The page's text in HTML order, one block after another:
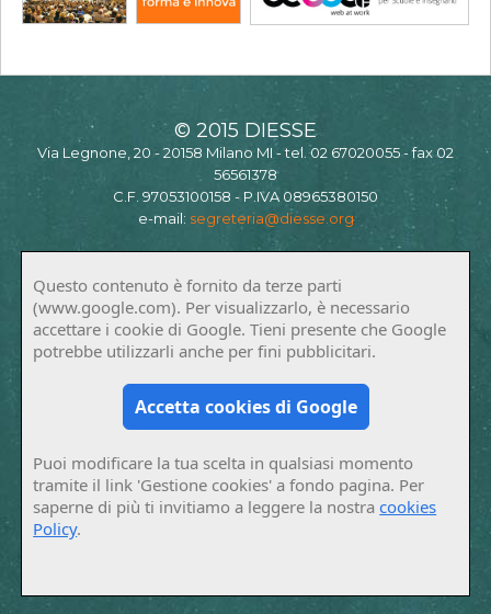
© 2015 DIESSE
Via Legnone, 20 - 20158 Milano MI - tel. 02 67020055 - fax 02
56561378
C.F. 97053100158 - P.IVA 08965380150
e-mail: segreteria@diesse.org
Questo contenuto è fornito da terze parti
(www.google.com). Per visualizzarlo, è necessario
accettare i cookie di Google. Tieni presente che Google
potrebbe utilizzarli anche per fini pubblicitari.
Accetta cookies di Google
Puoi modificare la tua scelta in qualsiasi momento
tramite il link 'Gestione cookies' a fondo pagina. Per
saperne di più ti invitiamo a leggere la nostracookies
Policy.